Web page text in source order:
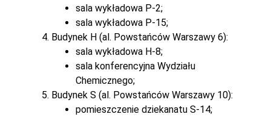
sala wykładowa P-2;
sala wykładowa P-15;
Budynek H (al. Powstańców Warszawy 6):
sala wykładowa H-8;
sala konferencyjna Wydziału
Chemicznego;
Budynek S (al. Powstańców Warszawy 10):
pomieszczenie dziekanatu S-14;